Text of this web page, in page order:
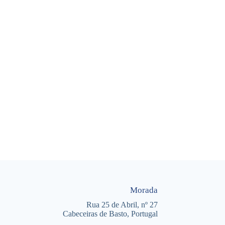
Morada
Rua 25 de Abril, nº 27
Cabeceiras de Basto, Portugal